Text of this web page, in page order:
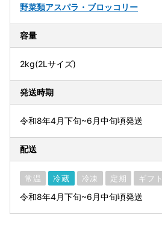
野菜類アスパラ・ブロッコリー
容量
2kg(2Lサイズ)
発送時期
令和8年4月下旬~6月中旬頃発送
配送
常温 冷蔵 冷凍 定期 ギフト
令和8年4月下旬~6月中旬頃発送